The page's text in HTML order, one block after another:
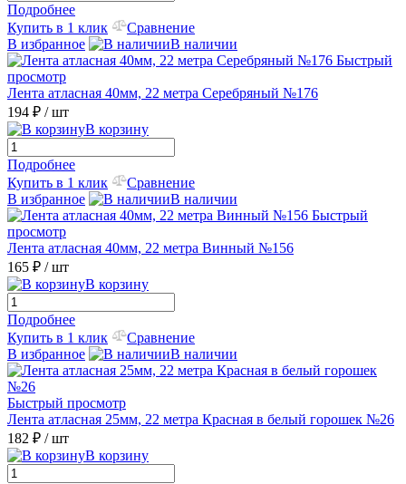
Подробнее
Купить в 1 клик
Сравнение
В избранное
В наличии
Быстрый
просмотр
Лента атласная 40мм, 22 метра Серебряный №176
194 ₽ / шт
В корзину
Подробнее
Купить в 1 клик
Сравнение
В избранное
В наличии
Быстрый
просмотр
Лента атласная 40мм, 22 метра Винный №156
165 ₽ / шт
В корзину
Подробнее
Купить в 1 клик
Сравнение
В избранное
В наличии
Быстрый просмотр
Лента атласная 25мм, 22 метра Красная в белый горошек №26
182 ₽ / шт
В корзину